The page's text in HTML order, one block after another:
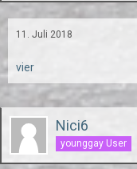
11. Juli 2018
vier
Nici6
younggay User